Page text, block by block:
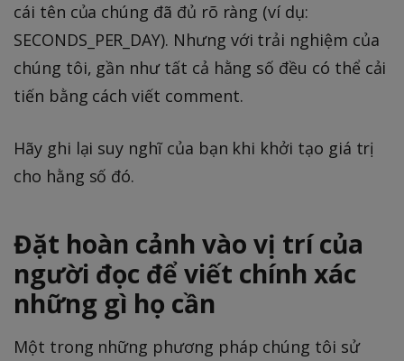
cái tên của chúng đã đủ rõ ràng (ví dụ:
SECONDS_PER_DAY). Nhưng với trải nghiệm của
chúng tôi, gần như tất cả hằng số đều có thể cải
tiến bằng cách viết comment.
Hãy ghi lại suy nghĩ của bạn khi khởi tạo giá trị
cho hằng số đó.
Đặt hoàn cảnh vào vị trí của
người đọc để viết chính xác
những gì họ cần
Một trong những phương pháp chúng tôi sử